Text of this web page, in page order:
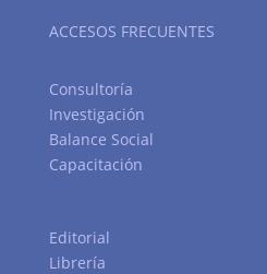
ACCESOS FRECUENTES
Consultoría
Investigación
Balance Social
Capacitación
Editorial
Librería